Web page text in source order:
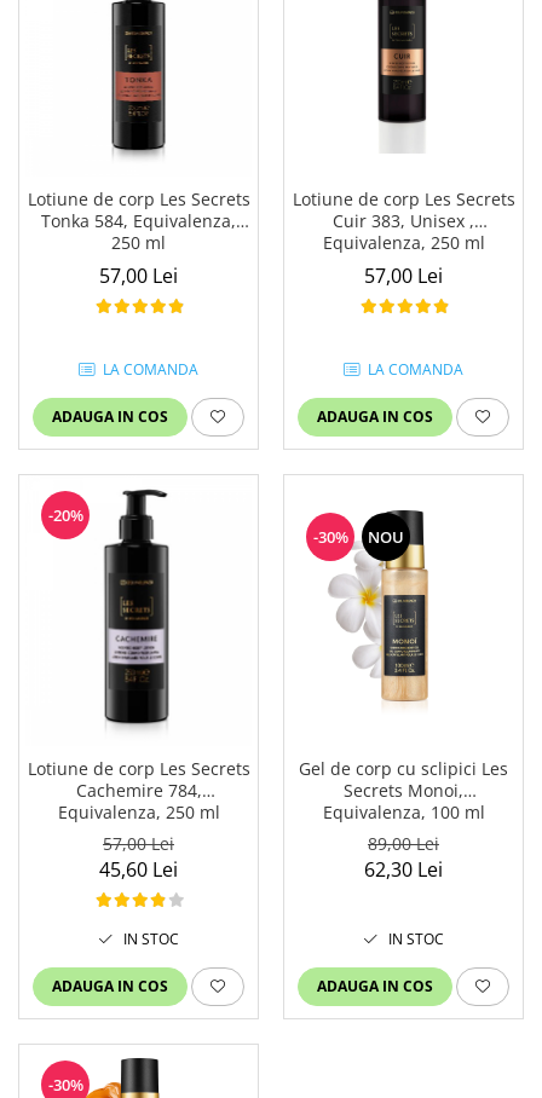
Lotiune de corp Les Secrets
Tonka 584, Equivalenza,
250 ml
57,00 Lei
LA COMANDA
ADAUGA IN COS
Lotiune de corp Les Secrets
Cuir 383, Unisex ,
Equivalenza, 250 ml
57,00 Lei
LA COMANDA
ADAUGA IN COS
-20%
Lotiune de corp Les Secrets
Cachemire 784,
Equivalenza, 250 ml
57,00 Lei
45,60 Lei
IN STOC
ADAUGA IN COS
-30% NOU
Gel de corp cu sclipici Les
Secrets Monoi,
Equivalenza, 100 ml
89,00 Lei
62,30 Lei
IN STOC
ADAUGA IN COS
-30%